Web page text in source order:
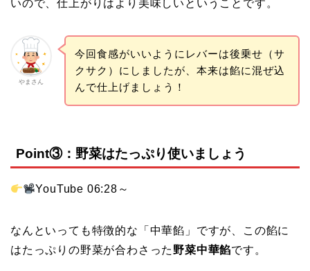
いので、仕上がりはより美味しいということです。
やまさん
今回食感がいいようにレバーは後乗せ（サ
クサク）にしましたが、本来は餡に混ぜ込
んで仕上げましょう！
Point③：野菜はたっぷり使いましょう
YouTube 06:28～
なんといっても特徴的な「中華餡」ですが、この餡に
はたっぷりの野菜が合わさった 野菜中華餡です。